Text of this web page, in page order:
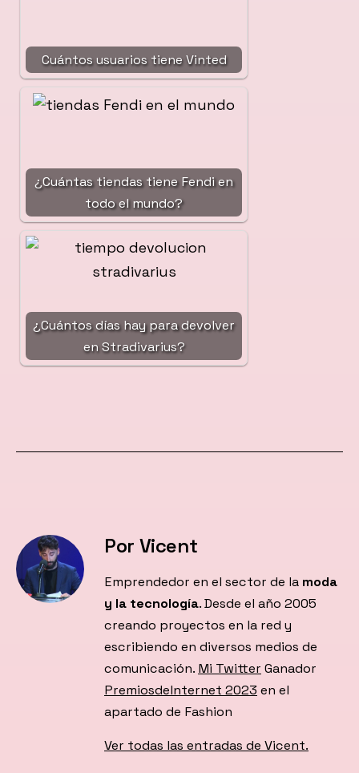
Cuántos usuarios tiene Vinted
¿Cuántas tiendas tiene Fendi en
todo el mundo?
¿Cuántos días hay para devolver
en Stradivarius?
Por Vicent
Emprendedor en el sector de la moda
y la tecnología. Desde el año 2005
creando proyectos en la red y
escribiendo en diversos medios de
comunicación. Mi Twitter Ganador
PremiosdeInternet 2023 en el
apartado de Fashion
Ver todas las entradas de Vicent.